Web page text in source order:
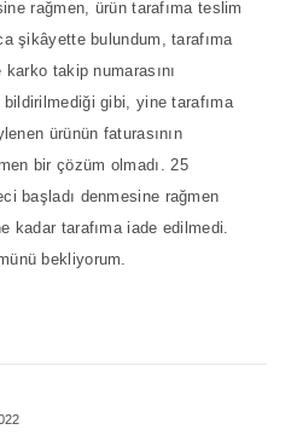
rağmen, ürün tarafıma teslim
şikâyette bulundum, tarafıma
takip numarasını
gibi, yine tarafıma
ürünün faturasının
bir çözüm olmadı. 25
başladı denmesine rağmen
kadar tarafıma iade edilmedi.
bekliyorum.